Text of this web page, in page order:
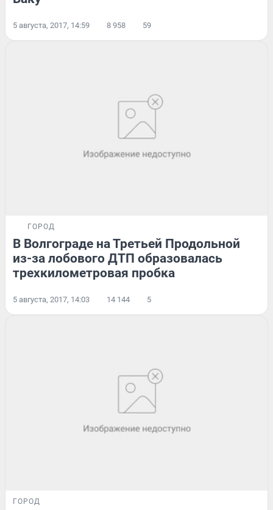
5 августа, 2017, 14:59 8 958 59
ГОРОД
В Волгограде на Третьей Продольной
из-за лобового ДТП образовалась
трехкилометровая пробка
5 августа, 2017, 14:03 14 144 5
ГОРОД